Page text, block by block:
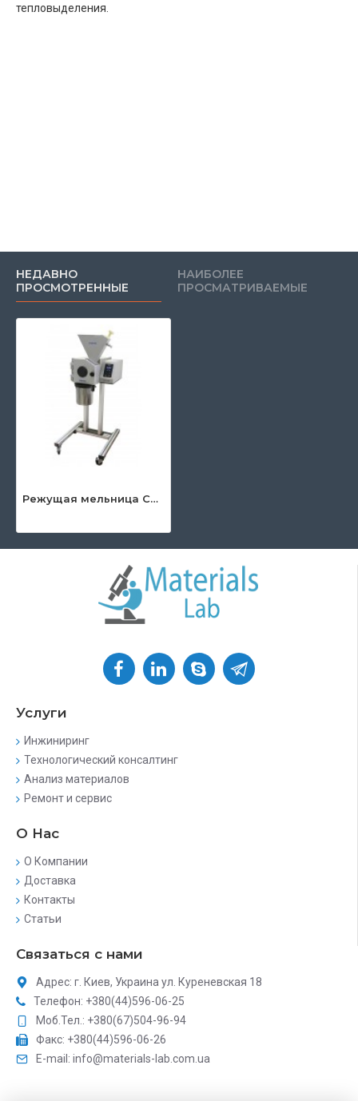
тепловыделения.
НЕДАВНО
ПРОСМОТРЕННЫЕ
НАИБОЛЕЕ
ПРОСМАТРИВАЕМЫЕ
Режущая мельница CM100M
Услуги
Инжиниринг
Технологический консалтинг
Анализ материалов
Ремонт и сервис
О Нас
О Компании
Доставка
Контакты
Статьи
Связаться с нами
Адрес: г. Киев, Украина ул. Куреневская 18
Телефон: +380(44)596-06-25
Моб.Тел.: +380(67)504-96-94
Факс: +380(44)596-06-26
E-mail: info@materials-lab.com.ua